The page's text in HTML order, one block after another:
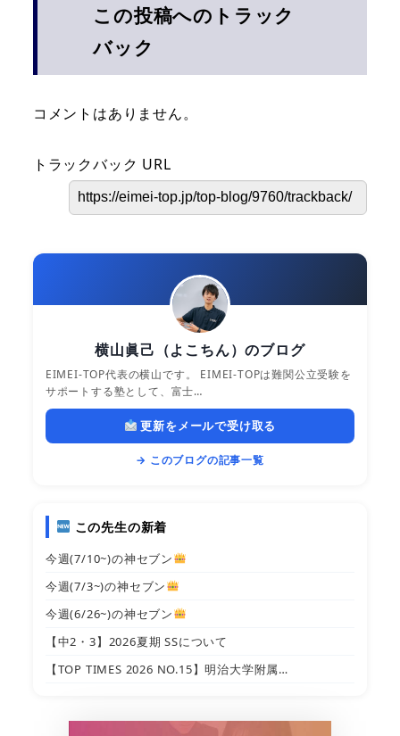
この投稿へのトラック
バック
コメントはありません。
トラックバック URL
横山眞己（よこちん）のブログ
EIMEI-TOP代表の横山です。 EIMEI-TOPは難関公立受験を
サポートする塾として、富士…
更新をメールで受け取る
→ このブログの記事一覧
この先生の新着
今週(7/10~)の神セブン
今週(7/3~)の神セブン
今週(6/26~)の神セブン
【中2・3】2026夏期 SSについて
【TOP TIMES 2026 NO.15】明治大学附属…